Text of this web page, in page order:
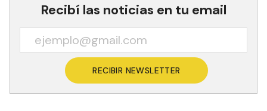
Recibí las noticias en tu email
RECIBIR NEWSLETTER